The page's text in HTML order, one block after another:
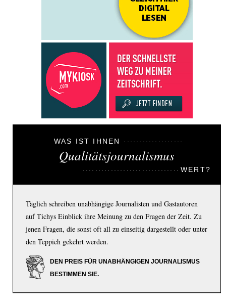
WAS IST IHNEN
Qualitätsjournalismus
WERT?
Täglich schreiben unabhängige Journalisten und Gastautoren
auf Tichys Einblick ihre Meinung zu den Fragen der Zeit. Zu
jenen Fragen, die sonst oft all zu einseitig dargestellt oder unter
den Teppich gekehrt werden.
DEN PREIS FÜR UNABHÄNGIGEN JOURNALISMUS
BESTIMMEN SIE.